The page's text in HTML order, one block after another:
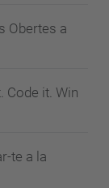
Obertes a
Code it. Win
te a la